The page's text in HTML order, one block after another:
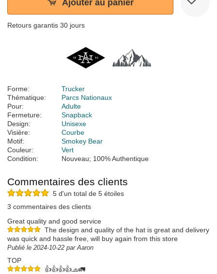
Ajouter au panier
Retours garantis 30 jours
Forme:
Trucker
Thématique:
Parcs Nationaux
Pour:
Adulte
Fermeture:
Snapback
Design:
Unisexe
Visière:
Courbe
Motif:
Smokey Bear
Couleur:
Vert
Condition:
Nouveau; 100% Authentique
Commentaires des clients
5 d'un total de 5 étoiles
3 commentaires des clients
Great quality and good service
The design and quality of the hat is great and delivery
was quick and hassle free, will buy again from this store
Publié le 2024-10-22 par Aaron
TOP
👍👍👍👍🧢🚛